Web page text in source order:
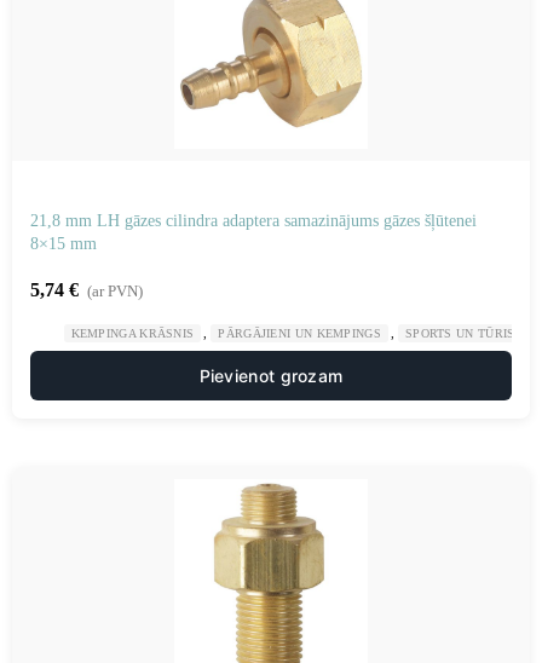
21,8 mm LH gāzes cilindra adaptera samazinājums gāzes šļūtenei
8×15 mm
5,74 € (ar PVN)
KEMPINGA KRĀSNIS PĀRGĀJIENI UN KEMPINGS SPORTS UN TŪRISMS
Pievienot grozam